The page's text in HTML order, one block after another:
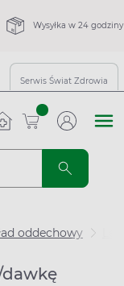
Wysyłka w 24 godziny
Serwis Świat Zdrowia
sztuk
oddechowy
dawkę